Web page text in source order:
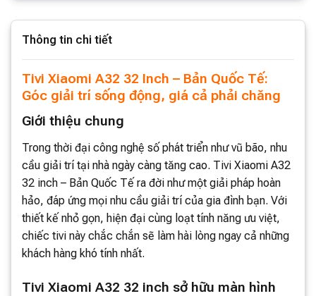
Thông tin chi tiết
Tivi Xiaomi A32 32 Inch – Bản Quốc Tế:
Góc giải trí sống động, giá cả phải chăng
Giới thiệu chung
Trong thời đại công nghệ số phát triển như vũ bão, nhu
cầu giải trí tại nhà ngày càng tăng cao. Tivi Xiaomi A32
32 inch – Bản Quốc Tế ra đời như một giải pháp hoàn
hảo, đáp ứng mọi nhu cầu giải trí của gia đình bạn. Với
thiết kế nhỏ gọn, hiện đại cùng loạt tính năng ưu việt,
chiếc tivi này chắc chắn sẽ làm hài lòng ngay cả những
khách hàng khó tính nhất.
Tivi Xiaomi A32 32 inch sở hữu màn hình